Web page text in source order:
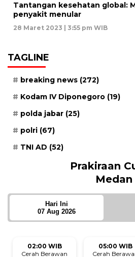
Tantangan kesehatan global:
penyakit menular
28 Maret 2023 | 3:55 pm WIB
TAGLINE
breaking news (272)
Kodam IV Diponegoro (19)
polda jabar (25)
polri (67)
TNI AD (52)
Prakiraan
Medan
Hari Ini
07 Aug 2026
02:00 WIB
Cerah Berawan
05:00 WIB
Cerah